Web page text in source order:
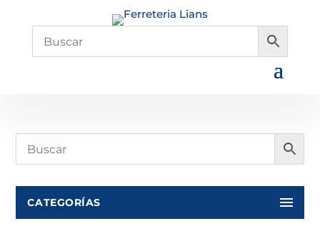
CATEGORÍAS